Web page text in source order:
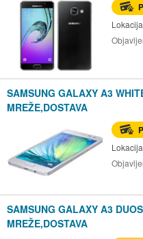
SAMSUNG GALAXY A3
MREŽE,DOSTAVA
SAMSUNG GALAXY A3
MREŽE,DOSTAVA